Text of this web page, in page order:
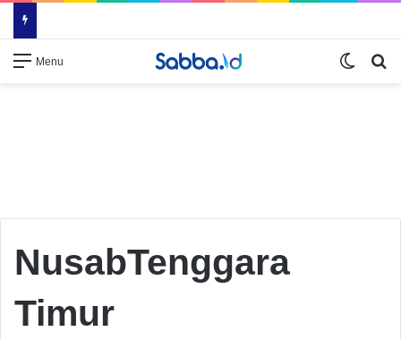
Menu
NusabTenggara
Timur